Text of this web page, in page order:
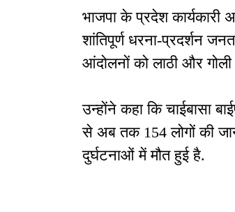
भाजपा के प्रदेश कार्यकारी
शांतिपूर्ण धरना-प्रदर्शन
आंदोलनों को लाठी और गोली
उन्होंने कहा कि चाईबासा
से अब तक 154 लोगों की
दुर्घटनाओं में मौत हुई है.